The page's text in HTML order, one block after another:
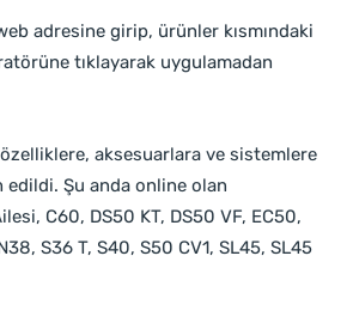
adresine girip, ürünler kısmındaki
tıklayarak uygulamadan
aksesuarlara ve sistemlere
edildi. Şu anda online olan
C60, DS50 KT, DS50 VF, EC50,
S36 T, S40, S50 CV1, SL45, SL45